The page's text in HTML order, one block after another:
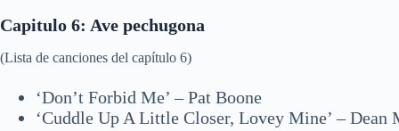
Capitulo 6: Ave pechugona
(Lista de canciones del capítulo 6)
‘Don’t Forbid Me’ – Pat Boone
‘Cuddle Up A Little Closer, Lovey Mine’ – Dean